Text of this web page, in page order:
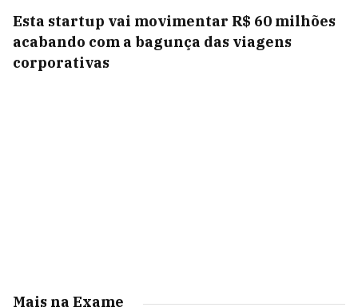
Esta startup vai movimentar R$ 60 milhões
acabando com a bagunça das viagens
corporativas
Mais na Exame